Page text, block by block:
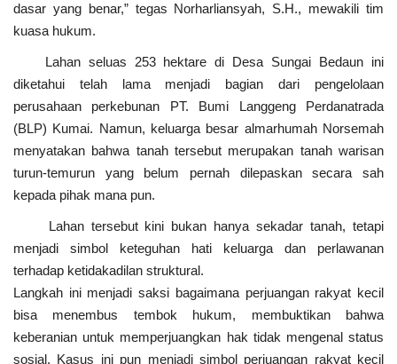
dasar yang benar,” tegas Norharliansyah, S.H., mewakili tim
kuasa hukum.
Lahan seluas 253 hektare di Desa Sungai Bedaun ini
diketahui telah lama menjadi bagian dari pengelolaan
perusahaan perkebunan PT. Bumi Langgeng Perdanatrada
(BLP) Kumai. Namun, keluarga besar almarhumah Norsemah
menyatakan bahwa tanah tersebut merupakan tanah warisan
turun-temurun yang belum pernah dilepaskan secara sah
kepada pihak mana pun.
Lahan tersebut kini bukan hanya sekadar tanah, tetapi
menjadi simbol keteguhan hati keluarga dan perlawanan
terhadap ketidakadilan struktural.
Langkah ini menjadi saksi bagaimana perjuangan rakyat kecil
bisa menembus tembok hukum, membuktikan bahwa
keberanian untuk memperjuangkan hak tidak mengenal status
sosial. Kasus ini pun menjadi simbol perjuangan rakyat kecil